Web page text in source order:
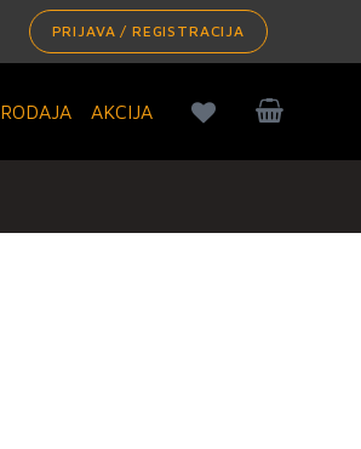
PRIJAVA / REGISTRACIJA
AKCIJA